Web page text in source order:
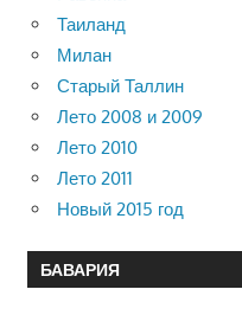
Таиланд
Милан
Старый Таллин
Лето 2008 и 2009
Лето 2010
Лето 2011
Новый 2015 год
БАВАРИЯ